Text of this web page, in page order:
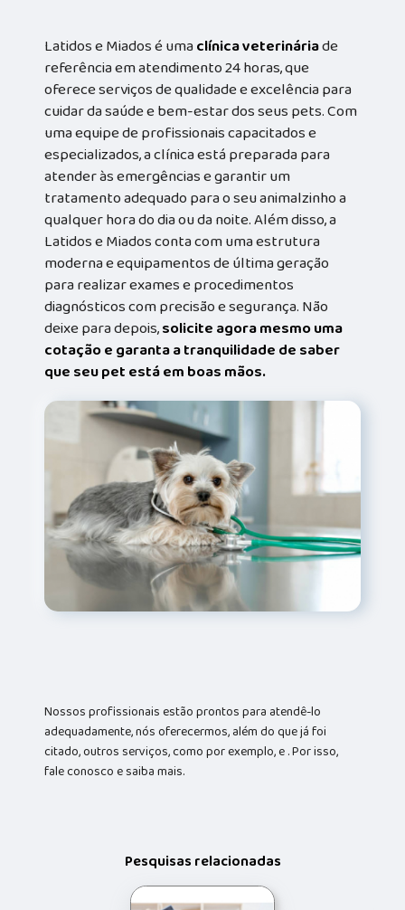
Latidos e Miados é umaclínica veterináriade
referência em atendimento 24 horas, que
oferece serviços de qualidade e excelência para
cuidar da saúde e bem-estar dos seus pets. Com
uma equipe de profissionais capacitados e
especializados, a clínica está preparada para
atender às emergências e garantir um
tratamento adequado para o seu animalzinho a
qualquer hora do dia ou da noite. Além disso, a
Latidos e Miados conta com uma estrutura
moderna e equipamentos de última geração
para realizar exames e procedimentos
diagnósticos com precisão e segurança. Não
deixe para depois,solicite agora mesmo uma
cotação e garanta a tranquilidade de saber
que seu pet está em boas mãos.
Nossos profissionais estão prontos para atendê-lo
adequadamente, nós oferecermos, além do que já foi
citado, outros serviços, como por exemplo, e . Por isso,
fale conosco e saiba mais.
Pesquisas relacionadas